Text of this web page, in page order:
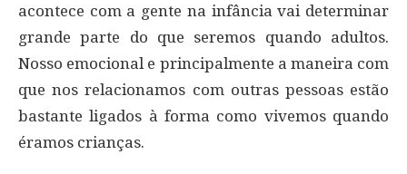
acontece com a gente na infância vai determinar
grande parte do que seremos quando adultos.
Nosso emocional e principalmente a maneira com
que nos relacionamos com outras pessoas estão
bastante ligados à forma como vivemos quando
éramos crianças.